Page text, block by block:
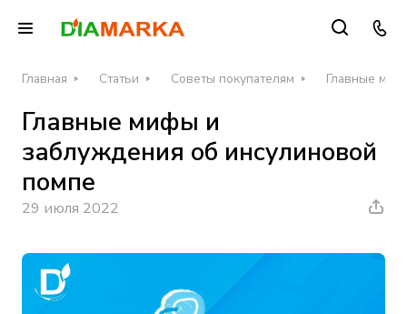
Главная Статьи Советы покупателям Главные
Главные мифы и
заблуждения об инсулиновой
помпе
29 июля 2022